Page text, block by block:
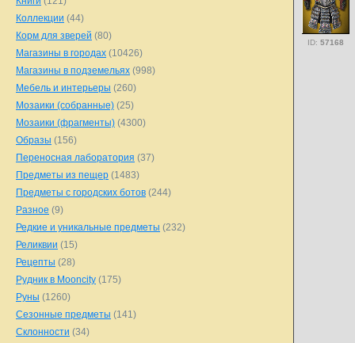
ID: 57168
Коллекции (44)
Корм для зверей (80)
Магазины в городах (10426)
Магазины в подземельях (998)
Мебель и интерьеры (260)
Мозаики (собранные) (25)
Мозаики (фрагменты) (4300)
Образы (156)
Переносная лаборатория (37)
Предметы из пещер (1483)
Предметы с городских ботов (244)
Разное (9)
Редкие и уникальные предметы (232)
Реликвии (15)
Рецепты (28)
Рудник в Mooncity (175)
Руны (1260)
Сезонные предметы (141)
Склонности (34)